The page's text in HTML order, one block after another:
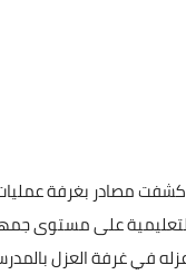
مصادر بغرفة عمليات
التعليمية على مستوى
في غرفة العزل